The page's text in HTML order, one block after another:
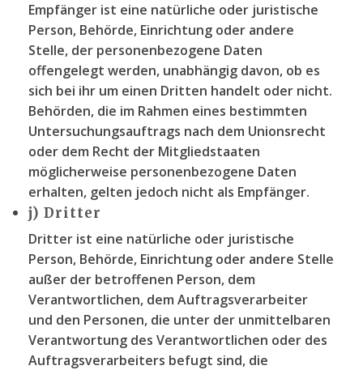
Empfänger ist eine natürliche oder juristische
Person, Behörde, Einrichtung oder andere
Stelle, der personenbezogene Daten
offengelegt werden, unabhängig davon, ob es
sich bei ihr um einen Dritten handelt oder nicht.
Behörden, die im Rahmen eines bestimmten
Untersuchungsauftrags nach dem Unionsrecht
oder dem Recht der Mitgliedstaaten
möglicherweise personenbezogene Daten
erhalten, gelten jedoch nicht als Empfänger.
j) Dritter
Dritter ist eine natürliche oder juristische
Person, Behörde, Einrichtung oder andere Stelle
außer der betroffenen Person, dem
Verantwortlichen, dem Auftragsverarbeiter
und den Personen, die unter der unmittelbaren
Verantwortung des Verantwortlichen oder des
Auftragsverarbeiters befugt sind, die